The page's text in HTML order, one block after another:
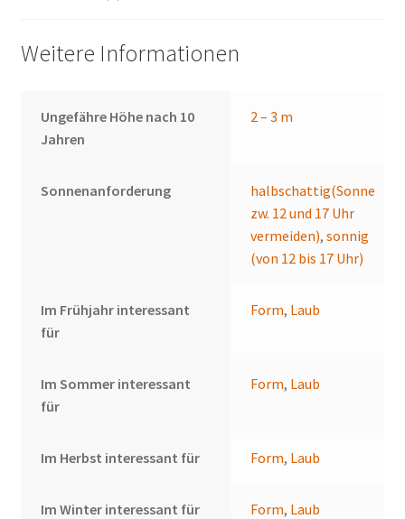
Weitere Informationen
Ungefähre Höhe nach 10
Jahren
2 – 3 m
Sonnenanforderung
halbschattig(Sonne
zw. 12 und 17 Uhr
vermeiden),sonnig
(von 12 bis 17 Uhr)
Im Frühjahr interessant
für
Form, Laub
Im Sommer interessant
für
Form, Laub
Im Herbst interessant für Form, Laub
Im Winter interessant für Form, Laub